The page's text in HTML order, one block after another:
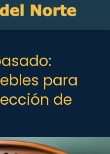
para
de